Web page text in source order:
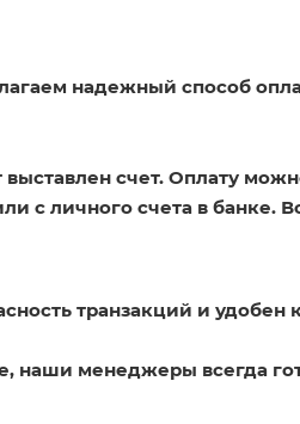
надежный способ
счет. Оплату
с личного счета в банке.
транзакций и
наши менеджеры всегда